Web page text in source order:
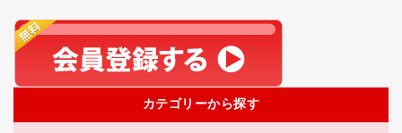
カテゴリーから探す